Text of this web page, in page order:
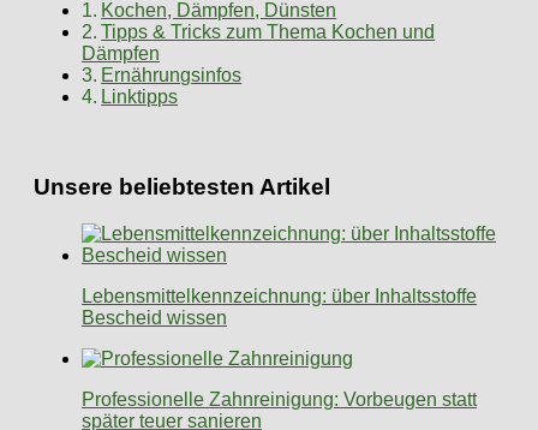
Kochen, Dämpfen, Dünsten
Tipps & Tricks zum Thema Kochen und
Dämpfen
Ernährungsinfos
Linktipps
Unsere beliebtesten Artikel
Lebensmittelkennzeichnung: über Inhaltsstoffe
Bescheid wissen
Professionelle Zahnreinigung: Vorbeugen statt
später teuer sanieren